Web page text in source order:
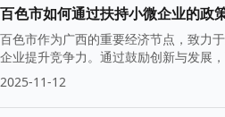
百色市如何通过扶持小微企业的政
百色市作为广西的重要经济节点，致力
企业提升竞争力。通过鼓励创新与发展
2025-11-12